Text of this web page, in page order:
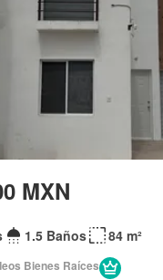
MXN
1.5 Baños 84 m²
Bienes Raíces